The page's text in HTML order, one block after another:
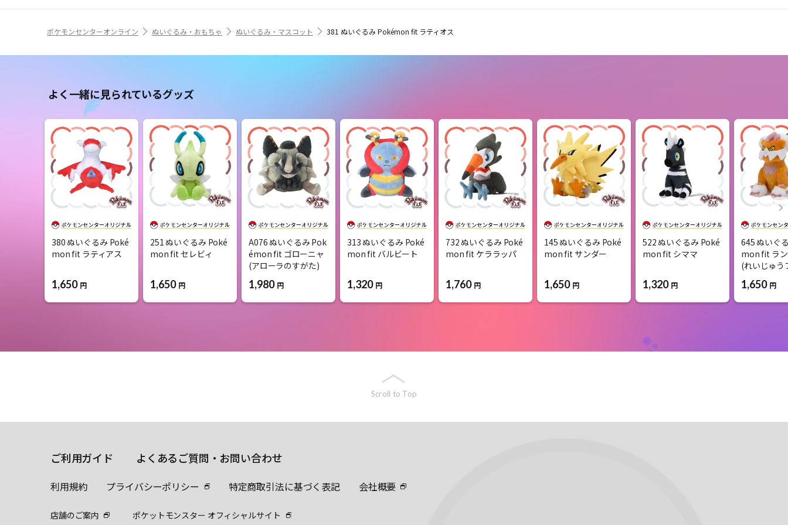
ポケモンセンターオンライン ぬいぐるみ・おもちゃ ぬいぐるみ・マスコット 381 ぬいぐるみ Pokémon fit ラティオス
よく一緒に見られているグッズ
380 ぬいぐるみ Poké
mon fit ラティアス
1,650 円
251 ぬいぐるみ Poké
mon fit セレビィ
1,650 円
A076 ぬいぐるみ Pok
émon fit ゴローニャ
(アローラのすがた)
1,980 円
313 ぬいぐるみ Poké
mon fit バルビート
1,320 円
732 ぬいぐるみ Poké
mon fit ケララッパ
1,760 円
145 ぬいぐるみ Poké
mon fit サンダー
1,650 円
522 ぬいぐるみ Poké
mon fit シママ
1,320 円
645 ぬいぐ
mon fit ラ
(れいじゅう
1,650 円
Scroll to Top
ご利用ガイド よくあるご質問・お問い合わせ
利用規約 プライバシーポリシー 特定商取引法に基づく表記 会社概要
店舗のご案内 ポケットモンスター オフィシャルサイト